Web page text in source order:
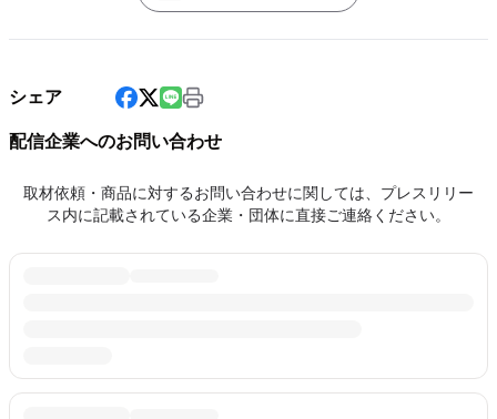
シェア
配信企業へのお問い合わせ
取材依頼・商品に対するお問い合わせに関しては、プレスリリー
ス内に記載されている企業・団体に直接ご連絡ください。